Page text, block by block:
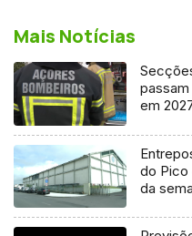
Mais Notícias
em
do Pico
da